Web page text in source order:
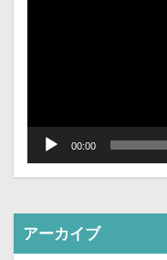
00:00
アーカイブ